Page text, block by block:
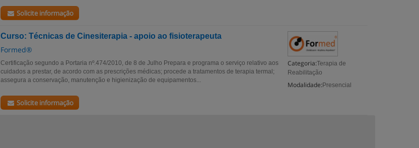
Solicite informação
Curso: Técnicas de Cinesiterapia - apoio ao fisioterapeuta
Formed®
Categoria:Terapia de
Reabilitação
Modalidade: Presencial
Certificação segundo a Portaria nº.474/2010, de 8 de Julho Prepara e programa o serviço relativo aos
cuidados a prestar, de acordo com as prescrições médicas; procede a tratamentos de terapia termal;
assegura a conservação, manutenção e higienização de equipamentos...
Solicite informação